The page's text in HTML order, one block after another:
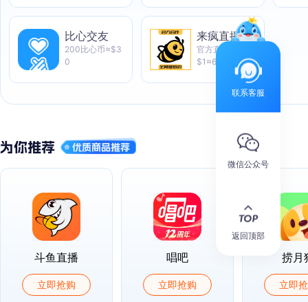
比心交友
200比心币≈$3
0
来疯直播
官方直联
$1≈6578星币
斗鱼直播
立即抢购
唱吧
立即抢购
捞月
立即
联系客服
微信公众号
返回顶部